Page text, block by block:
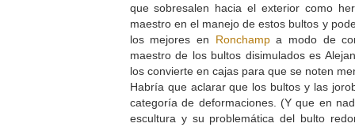
que sobresalen hacia el exterior como
maestro en el manejo de estos bultos y
los mejores en Ronchampa modo de
maestro de los bultos disimulados es
los convierte en cajas para que se noten
Habría que aclarar que los bultos y las
categoría de deformaciones. (Y que en
escultura y su problemática del bulto